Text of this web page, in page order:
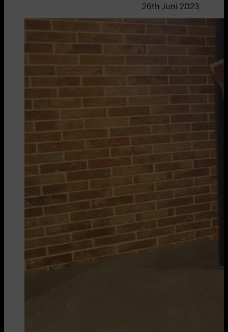
26th Juni 2023